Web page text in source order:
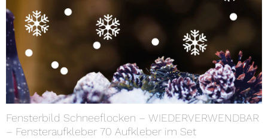
Fensterbild Schneeflocken – WIEDERVERWENDBAR
– Fensteraufkleber 70 Aufkleber im Set